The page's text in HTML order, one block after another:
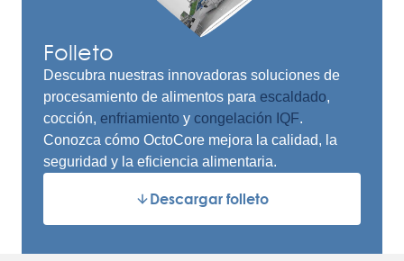
Folleto
Descubra nuestras innovadoras soluciones de
procesamiento de alimentos para escaldado,
cocción, enfriamiento y congelación IQF.
Conozca cómo OctoCore mejora la calidad, la
seguridad y la eficiencia alimentaria.
Descargar folleto